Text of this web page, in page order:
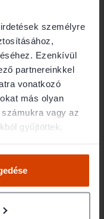
személyre
Ezenkívül
partnereinkkel
vonatkozó
más olyan
vagy az
gyűjtöttek.
4. em. 8.